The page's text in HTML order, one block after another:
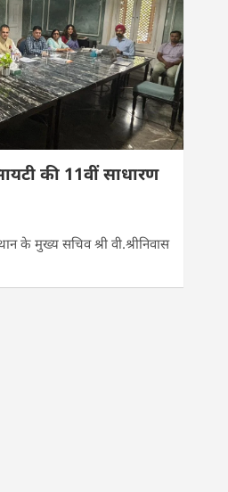
की 11वीं साधारण
के मुख्य सचिव श्री वी.श्रीनिवास